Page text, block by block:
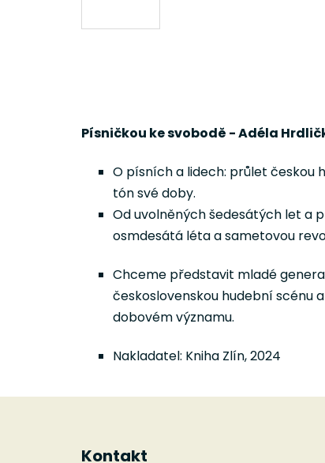
Písničkou ke svobodě - Adéla
O písních a lidech: průlet českou
tón své doby.
Od uvolněných šedesátých let a
osmdesátá léta a sametovou
Chceme představit mladé
československou hudební scénu
dobovém významu.
Nakladatel: Kniha Zlín, 2024
Kontakt